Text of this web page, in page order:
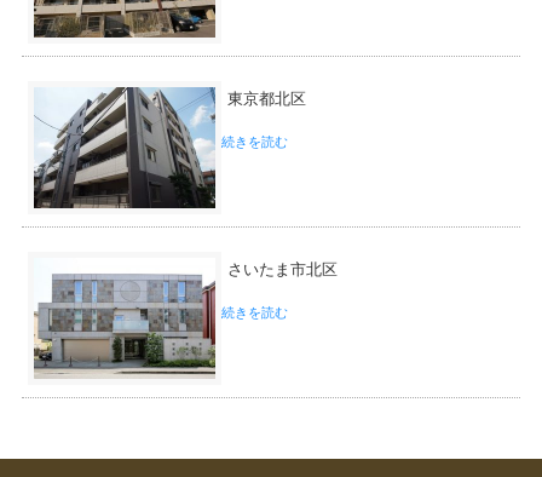
東京都北区
続きを読む
さいたま市北区
続きを読む